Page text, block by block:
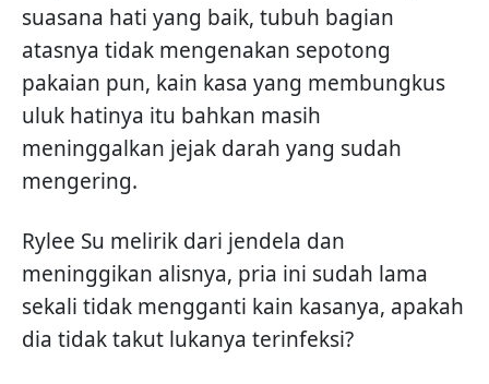
suasana hati yang baik, tubuh bagian
atasnya tidak mengenakan sepotong
pakaian pun, kain kasa yang membungkus
uluk hatinya itu bahkan masih
meninggalkan jejak darah yang sudah
mengering.
Rylee Su melirik dari jendela dan
meninggikan alisnya, pria ini sudah lama
sekali tidak mengganti kain kasanya, apakah
dia tidak takut lukanya terinfeksi?